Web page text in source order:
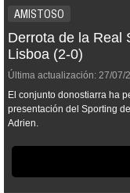
AMISTOSO
Derrota de la Real
Lisboa (2-0)
Última actualización: 27/07/
El conjunto donostiarra ha
presentación del Sporting
Adrien.